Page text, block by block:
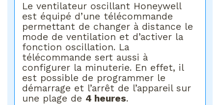
Le ventilateur oscillant Honeywell
est équipé d’une télécommande
permettant de changer à distance le
mode de ventilation et d’activer la
fonction oscillation. La
télécommande sert aussi à
configurer la minuterie. En effet, il
est possible de programmer le
démarrage et l’arrêt de l’appareil sur
une plage de 4 heures.